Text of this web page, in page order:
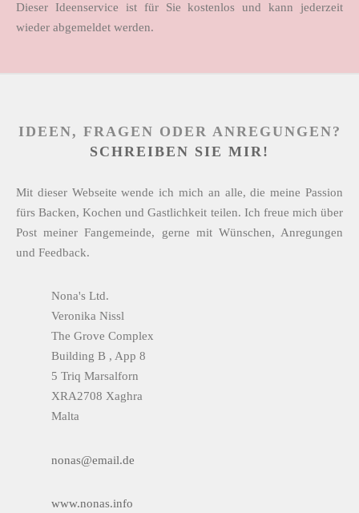
Dieser Ideenservice ist für Sie kostenlos und kann jederzeit
wieder abgemeldet werden.
IDEEN, FRAGEN ODER ANREGUNGEN?
SCHREIBEN SIE MIR!
Mit dieser Webseite wende ich mich an alle, die meine Passion
fürs Backen, Kochen und Gastlichkeit teilen. Ich freue mich über
Post meiner Fangemeinde, gerne mit Wünschen, Anregungen
und Feedback.
Nona's Ltd.
Veronika Nissl
The Grove Complex
Building B , App 8
5 Triq Marsalforn
XRA2708 Xaghra
Malta
nonas@email.de
www.nonas.info